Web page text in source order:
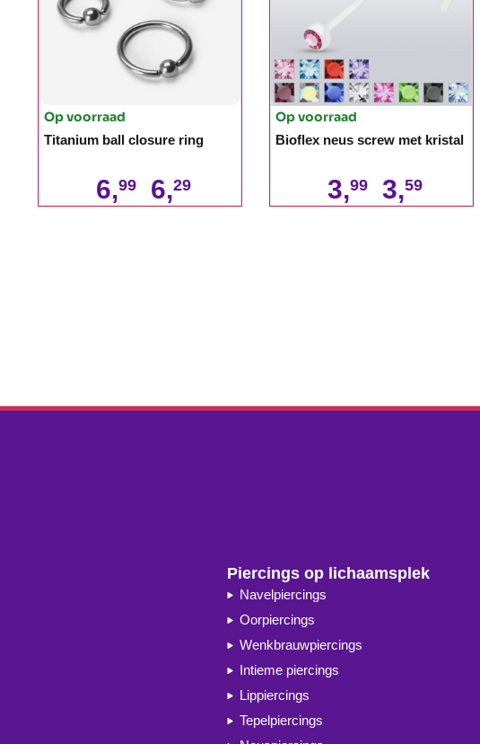
Op voorraad
Titanium ball closure ring
6,99 6,29
Op voorraad
Bioflex neus screw met kristal
3,99 3,59
Piercings op lichaamsplek
Navelpiercings
Oorpiercings
Wenkbrauwpiercings
Intieme piercings
Lippiercings
Tepelpiercings